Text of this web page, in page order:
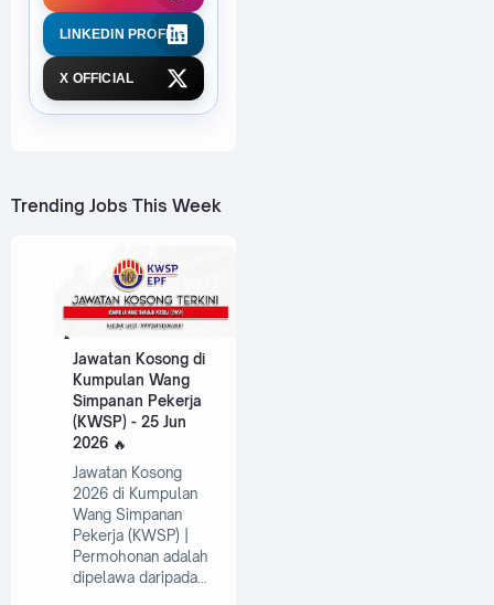
LINKEDIN PROFILE
X OFFICIAL
Trending Jobs This Week
Jawatan Kosong di
Kumpulan Wang
Simpanan Pekerja
(KWSP) - 25 Jun
2026
Jawatan Kosong
2026 di Kumpulan
Wang Simpanan
Pekerja (KWSP) |
Permohonan adalah
dipelawa daripada…